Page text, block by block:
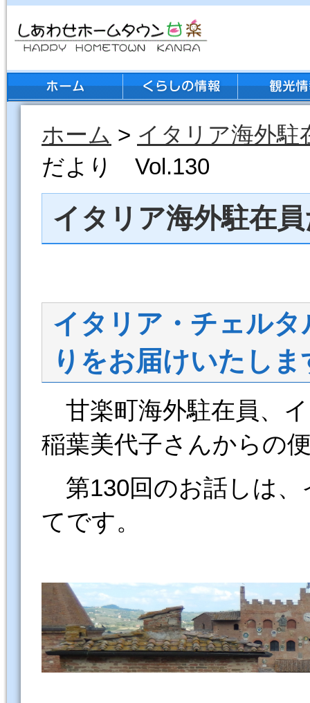
ホーム > イタリア海外駐
だより Vol.130
イタリア海外駐在
イタリア・チェル
りをお届けいたしま
甘楽町海外駐在員、
稲葉美代子さんからの
第130回のお話しは、
てです。